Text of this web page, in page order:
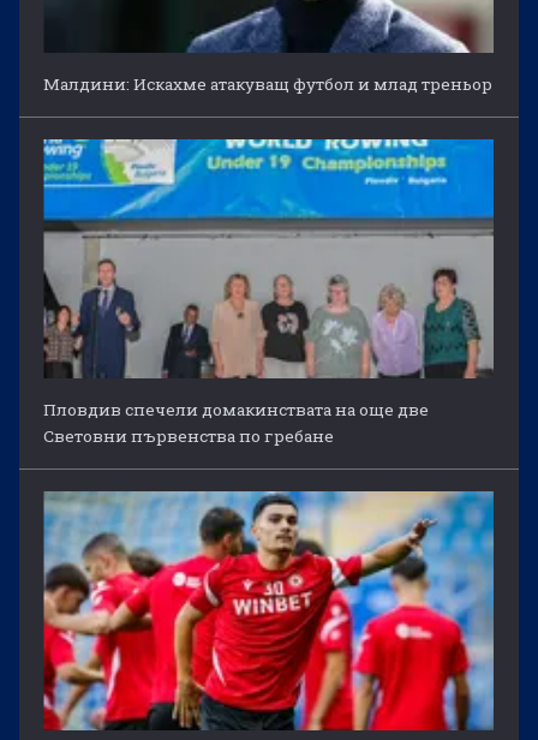
Малдини: Искахме атакуващ футбол и млад треньор
Пловдив спечели домакинствата на още две
Световни първенства по гребане